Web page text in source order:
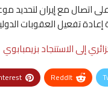
اتصال مع إيران لتحديد
إعادة تفعيل العقوبات
إلى الاستنجاد بزيمبابوي
ReddIt